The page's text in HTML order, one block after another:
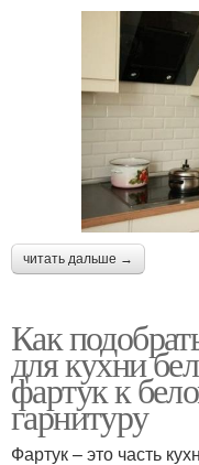
читать дальше →
Как
для кухни
фартук к
гарнитуру
Фартук – это часть